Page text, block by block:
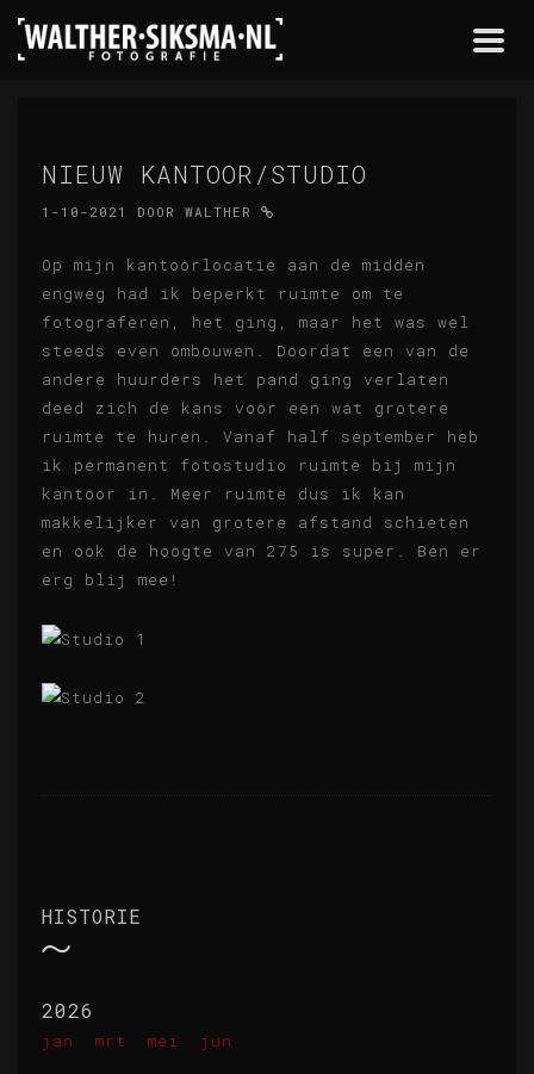
NIEUW KANTOOR/STUDIO
1-10-2021 DOOR WALTHER
Op mijn kantoorlocatie aan de midden
engweg had ik beperkt ruimte om te
fotograferen, het ging, maar het was wel
steeds even ombouwen. Doordat een van de
andere huurders het pand ging verlaten
deed zich de kans voor een wat grotere
ruimte te huren. Vanaf half september heb
ik permanent fotostudio ruimte bij mijn
kantoor in. Meer ruimte dus ik kan
makkelijker van grotere afstand schieten
en ook de hoogte van 275 is super. Ben er
erg blij mee!
HISTORIE
2026
jan mrt mei jun